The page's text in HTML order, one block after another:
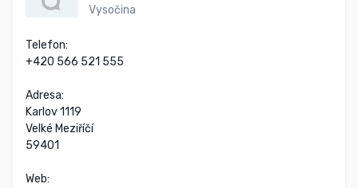
Vysočina
Telefon:
+420 566 521 555
Adresa:
Karlov 1119
Velké Meziříčí
59401
Web: